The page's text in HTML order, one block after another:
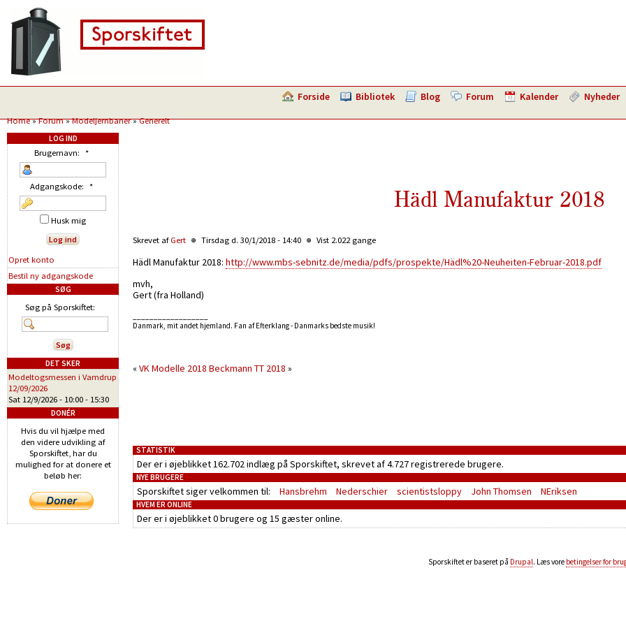
Forside Bibliotek Blog Forum Kalender Nyheder
Home»Forum»Modeljernbaner»Generelt
Hädl Manufaktur 2018
Skrevet af Gert Tirsdag d. 30/1/2018 - 14:40 Vist 2.022 gange
Hädl Manufaktur 2018: http://www.mbs-sebnitz.de/media/pdfs/prospekte/Hädl%20-Neuheiten-Februar-2018.pdf
mvh,
Gert (fra Holland)
Danmark, mit andet hjemland. Fan af Efterklang - Danmarks bedste musik!
«VK Modelle 2018 Beckmann TT 2018 »
STATISTIK
Der er i øjeblikket 162.702 indlæg på Sporskiftet, skrevet af 4.727 registrerede brugere.
NYE BRUGERE
Sporskiftet siger velkommen til: Hansbrehm Nederschier scientistsloppy John Thomsen NEriksen
HVEM ER ONLINE
Der er i øjeblikket0 brugere og 15 gæsteronline.
Sporskiftet er baseret på Drupal. Læs vore betingelser for
LOG IND
Brugernavn: *
Adgangskode: *
Husk mig
Opret konto
Bestil ny adgangskode
SØG
Søg på Sporskiftet:
DET SKER
Modeltogsmessen i Vamdrup
12/09/2026
Sat 12/9/2026 - 10:00 - 15:30
DONÉR
Hvis du vil hjælpe med
den videre udvikling af
Sporskiftet, har du
mulighed for at donere et
beløb her: